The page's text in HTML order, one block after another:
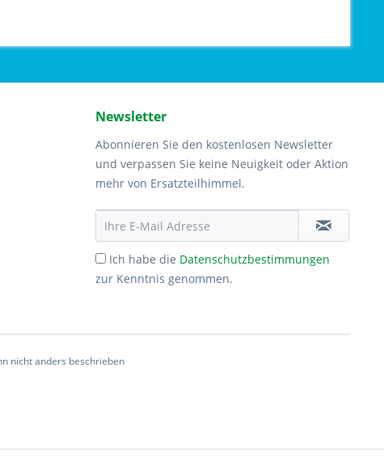
Newsletter
Abonnieren Sie den kostenlosen Newsletter
und verpassen Sie keine Neuigkeit oder Aktion
mehr von Ersatzteilhimmel.
Ich habe die Datenschutzbestimmungen
zur Kenntnis genommen.
nicht anders beschrieben